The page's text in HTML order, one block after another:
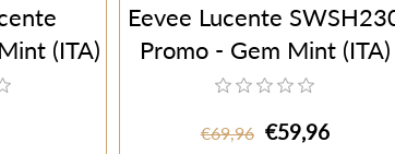
(ITA)
Eevee Lucente
Promo - Gem Mint (ITA)
€69,96 €59,96